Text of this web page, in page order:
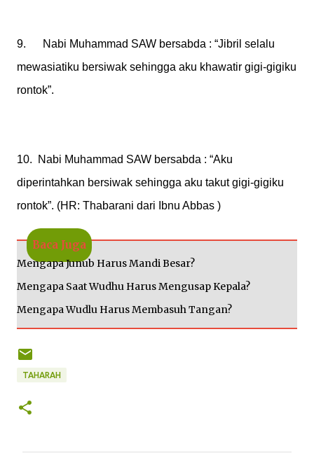
9. Nabi Muhammad SAW bersabda : “Jibril selalu
mewasiatiku bersiwak sehingga aku khawatir gigi-gigiku
rontok”.
10. Nabi Muhammad SAW bersabda : “Aku
diperintahkan bersiwak sehingga aku takut gigi-gigiku
rontok”. (HR: Thabarani dari Ibnu Abbas )
Baca Juga
Mengapa Junub Harus Mandi Besar?
Mengapa Saat Wudhu Harus Mengusap Kepala?
Mengapa Wudlu Harus Membasuh Tangan?
TAHARAH